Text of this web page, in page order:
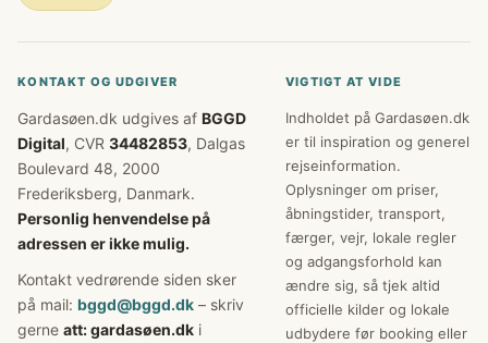
KONTAKT OG UDGIVER
Gardasøen.dk udgives af BGGD
Digital, CVR 34482853, Dalgas
Boulevard 48, 2000
Frederiksberg, Danmark.
Personlig henvendelse på
adressen er ikke mulig.
Kontakt vedrørende siden sker
på mail: bggd@bggd.dk – skriv
gerne att: gardasøen.dk i
VIGTIGT AT VIDE
Indholdet på Gardasøen.dk
er til inspiration og generel
rejseinformation.
Oplysninger om priser,
åbningstider, transport,
færger, vejr, lokale regler
og adgangsforhold kan
ændre sig, så tjek altid
officielle kilder og lokale
udbydere før booking eller